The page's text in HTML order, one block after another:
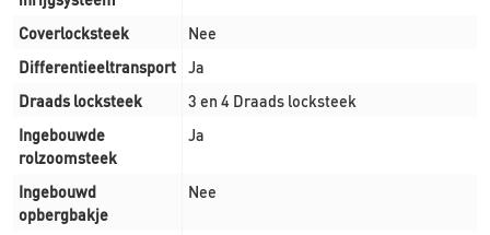
Coverlocksteek
Nee
Differentieeltransport Ja
Draads locksteek
3 en 4 Draads locksteek
Ingebouwde
rolzoomsteek
Ja
Ingebouwd
opbergbakje
Nee